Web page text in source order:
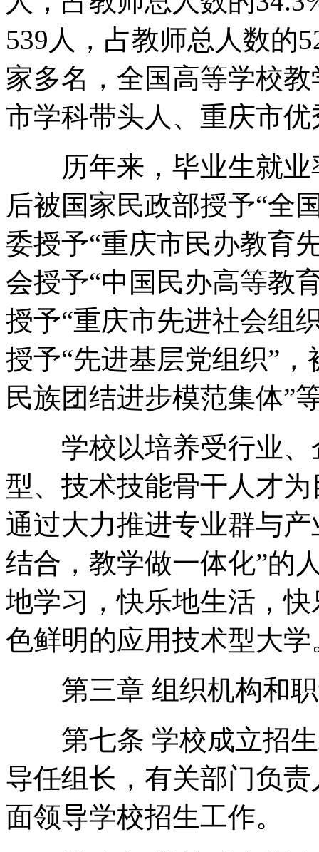
539人，占教师总人数的
家多名，全国高等学校
市学科带头人、重庆市
历年来，毕业生就业
后被国家民政部授予“全
委授予“重庆市民办教育
会授予“中国民办高等教
授予“重庆市先进社会组
授予“先进基层党组织”
民族团结进步模范集体”
学校以培养受行业、
型、技术技能骨干人才
通过大力推进专业群与
结合，教学做一体化”的
地学习，快乐地生活，
色鲜明的应用技术型大学
第三章 组织机构和
第七条 学校成立招生
导任组长，有关部门负
面领导学校招生工作。